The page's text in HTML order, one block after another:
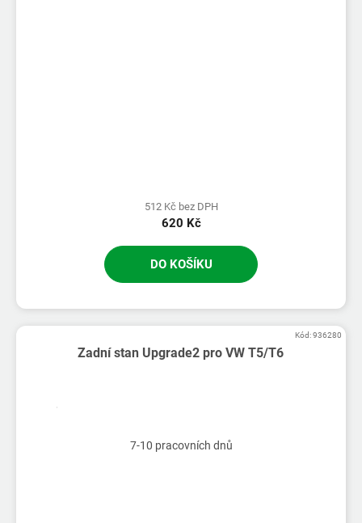
512 Kč bez DPH
620 Kč
DO KOŠÍKU
Zadní stan Upgrade2 pro VW T5/T6
7-10 pracovních dnů
Kód:936280